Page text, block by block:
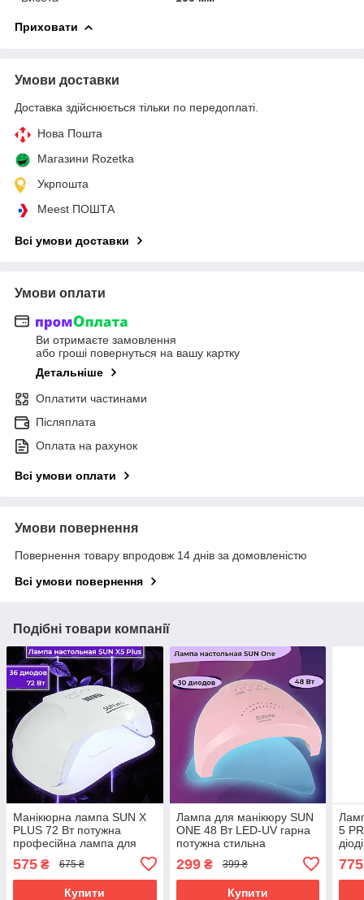
Приховати
Умови доставки
Доставка здійснюється тільки по передоплаті.
Нова Пошта
Магазини Rozetka
Укрпошта
Meest ПОШТА
Всі умови доставки
Умови оплати
Ви отримаєте замовлення
або гроші повернуться на вашу картку
Детальніше
Оплатити частинами
Післяплата
Оплата на рахунок
Всі умови оплати
Умови повернення
Повернення товару впродовж 14 днів за домовленістю
Всі умови повернення
Подібні товари компанії
Манікюрна лампа SUN X
PLUS 72 Вт потужна
професійна лампа для
нігтів для манікюру Led\Uv
сушка на обидві руки
575 ₴ 675 ₴
Купити
Лампа для манікюру SUN
ONE 48 Вт LED-UV гарна
потужна стильна
таймером, знімним дном
для педикюру
299₴ 399 ₴
Купити
5
для
775